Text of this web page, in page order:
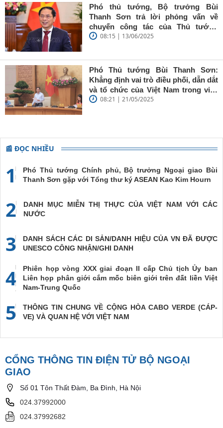
báo trẻ cần
giữ vững
'tâm trong,
Phó thủ tướng, Bộ trưởng Bùi
Thanh Sơn trả lời phỏng vấn về
chuyến công tác của Thủ tướng
Chính phủ đến Estonia, Pháp và
08:15 | 13/06/2025
Phó Thủ tướng Bùi Thanh Sơn:
Khẳng định vai trò điều phối, dẫn dắt
và tổ chức của Việt Nam trong việc
đề cao chủ nghĩa đa phương, đoàn
08:21 | 21/05/2025
📰 ĐỌC NHIỀU
1
Phó Thủ tướng Chính phủ, Bộ trưởng Ngoại giao Bùi
Thanh Sơn gặp với Tổng thư ký ASEAN Kao Kim Hourn
2
DANH MỤC MIỄN THỊ THỰC CỦA VIỆT NAM VỚI CÁC
NƯỚC
3
DANH SÁCH CÁC DI SẢN/DANH HIỆU CỦA VN ĐÃ ĐƯỢC
UNESCO CÔNG NHẬN/GHI DANH
4
Phiên họp vòng XXX giai đoạn II cấp Chủ tịch Ủy ban
Liên họp phân giới cắm mốc biên giới trên đất liền Việt
Nam-Trung Quốc
5
THÔNG TIN CHUNG VỀ CỘNG HÒA CABO VERDE (CÁP-
VE) VÀ QUAN HỆ VỚI VIỆT NAM
CỔNG THÔNG TIN ĐIỆN TỬ BỘ NGOẠI
GIAO
Số 01 Tôn Thất Đàm, Ba Đình, Hà Nội
024.37992000
024.37992682